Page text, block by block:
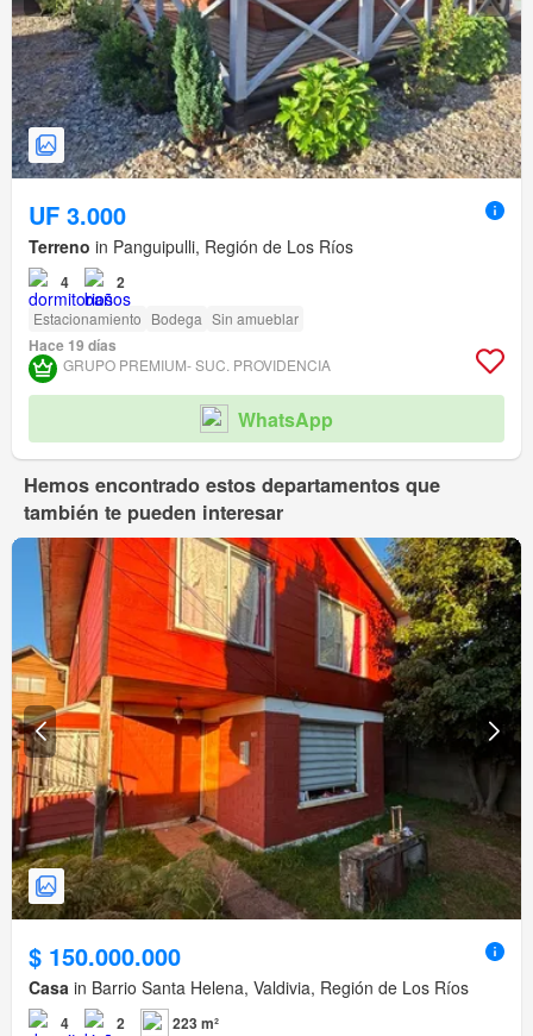
UF 3.000
Terreno in Panguipulli, Región de Los Ríos
4 2
Estacionamiento Bodega Sin amueblar
Hace 19 días
GRUPO PREMIUM- SUC. PROVIDENCIA
WhatsApp
Hemos encontrado estos departamentos que
también te pueden interesar
$ 150.000.000
Casa in Barrio Santa Helena, Valdivia, Región de Los Ríos
4 2
223 m²